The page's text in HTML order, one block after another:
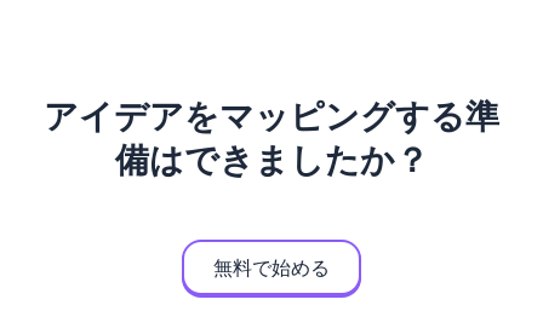
アイデアをマッピングする準
備はできましたか？
無料で始める